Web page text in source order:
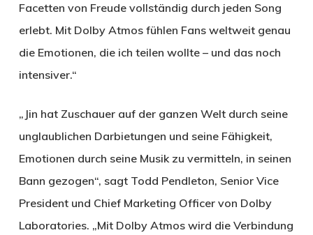
Facetten von Freude vollständig durch jeden Song
erlebt. Mit Dolby Atmos fühlen Fans weltweit genau
die Emotionen, die ich teilen wollte – und das noch
intensiver.“
„Jin hat Zuschauer auf der ganzen Welt durch seine
unglaublichen Darbietungen und seine Fähigkeit,
Emotionen durch seine Musik zu vermitteln, in seinen
Bann gezogen“, sagt Todd Pendleton, Senior Vice
President und Chief Marketing Officer von Dolby
Laboratories. „Mit Dolby Atmos wird die Verbindung